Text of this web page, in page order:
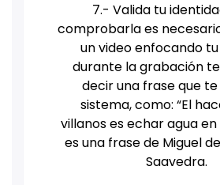
7.- Valida tu
comprobarla es
un video enfocando
durante la grabación
decir una frase que
sistema, como: “El
villanos es echar agua en
es una frase de Miguel
Saavedra.